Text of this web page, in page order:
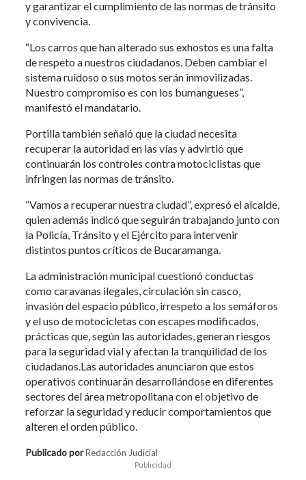
y garantizar el cumplimiento de las normas de tránsito
y convivencia.
“Los carros que han alterado sus exhostos es una falta
de respeto a nuestros ciudadanos. Deben cambiar el
sistema ruidoso o sus motos serán inmovilizadas.
Nuestro compromiso es con los bumangueses”,
manifestó el mandatario.
Portilla también señaló que la ciudad necesita
recuperar la autoridad en las vías y advirtió que
continuarán los controles contra motociclistas que
infringen las normas de tránsito.
“Vamos a recuperar nuestra ciudad”, expresó el alcalde,
quien además indicó que seguirán trabajando junto con
la Policía, Tránsito y el Ejército para intervenir
distintos puntos críticos de Bucaramanga.
La administración municipal cuestionó conductas
como caravanas ilegales, circulación sin casco,
invasión del espacio público, irrespeto a los semáforos
y el uso de motocicletas con escapes modificados,
prácticas que, según las autoridades, generan riesgos
para la seguridad vial y afectan la tranquilidad de los
ciudadanos.Las autoridades anunciaron que estos
operativos continuarán desarrollándose en diferentes
sectores del área metropolitana con el objetivo de
reforzar la seguridad y reducir comportamientos que
alteren el orden público.
Publicado porRedacción Judicial
Publicidad